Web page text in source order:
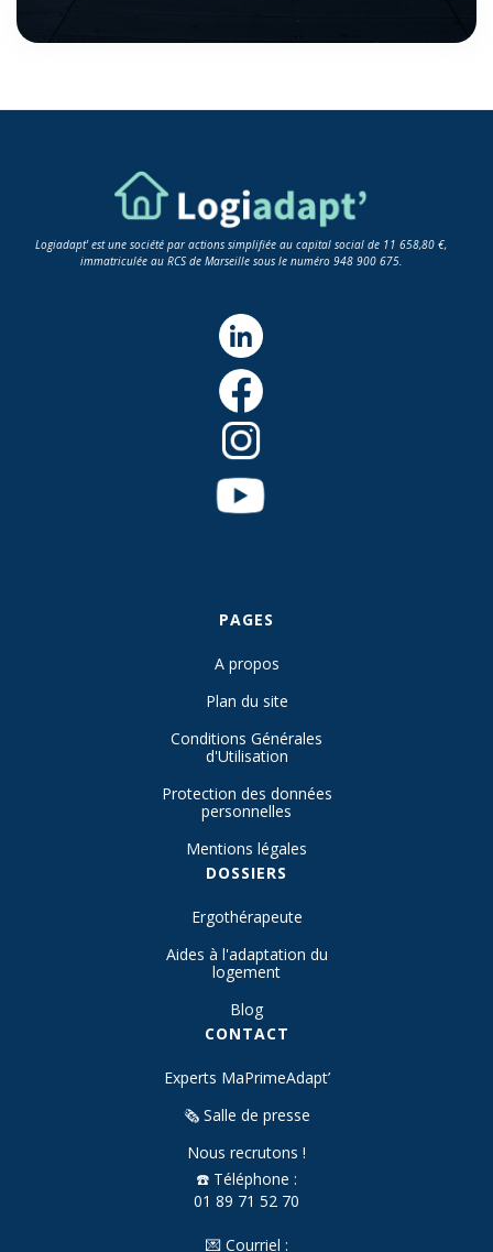
Logiadapt' est une société par actions simplifiée au capital social de 11 658,80 €,
immatriculée au RCS de Marseille sous le numéro 948 900 675.
PAGES
A propos
Plan du site
Conditions Générales
d'Utilisation
Protection des données
personnelles
Mentions légales
DOSSIERS
Ergothérapeute
Aides à l'adaptation du
logement
Blog
CONTACT
Experts MaPrimeAdapt’
🗞️ Salle de presse
Nous recrutons !
☎️ Téléphone :
01 89 71 52 70
💌 Courriel :